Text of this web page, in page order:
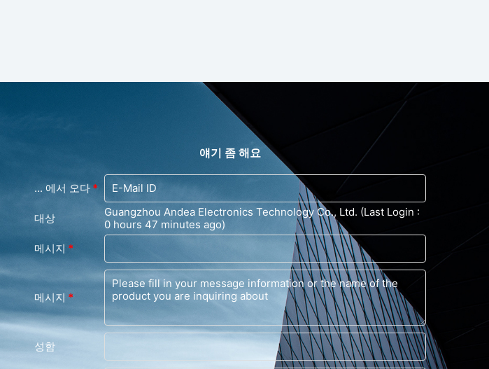
얘기 좀 해요
... 에서 오다*
대상
Guangzhou Andea Electronics Technology Co., Ltd. (Last Login :
0 hours 47 minutes ago)
메시지 *
메시지 *
성함